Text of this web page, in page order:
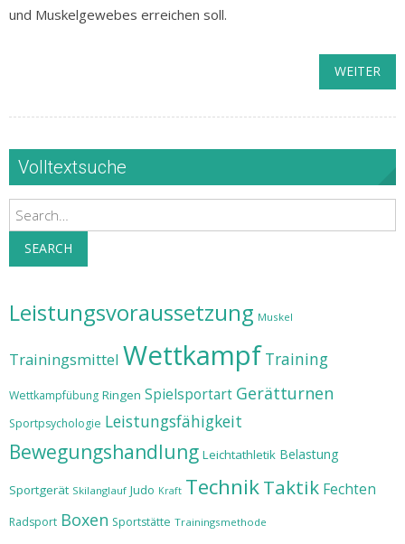
und Muskelgewebes erreichen soll.
WEITER
Volltextsuche
Search
SEARCH
Leistungsvoraussetzung Muskel
Trainingsmittel Wettkampf Training
Wettkampfübung Ringen Spielsportart Gerätturnen
Sportpsychologie Leistungsfähigkeit
Bewegungshandlung Leichtathletik Belastung
Sportgerät Skilanglauf Judo Kraft TechnikTaktik Fechten
Radsport Boxen Sportstätte Trainingsmethode